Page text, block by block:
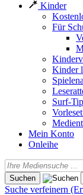
Kinder
Für
Kinder
Surf-
Mein Konto
Onleihe
Suche verfeinern